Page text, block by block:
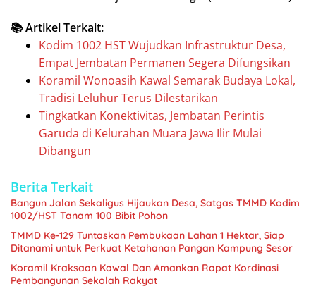
📚 Artikel Terkait:
Kodim 1002 HST Wujudkan Infrastruktur Desa,
Empat Jembatan Permanen Segera Difungsikan
Koramil Wonoasih Kawal Semarak Budaya Lokal,
Tradisi Leluhur Terus Dilestarikan
Tingkatkan Konektivitas, Jembatan Perintis
Garuda di Kelurahan Muara Jawa Ilir Mulai
Dibangun
Berita Terkait
Bangun Jalan Sekaligus Hijaukan Desa, Satgas TMMD Kodim
1002/HST Tanam 100 Bibit Pohon
TMMD Ke-129 Tuntaskan Pembukaan Lahan 1 Hektar, Siap
Ditanami untuk Perkuat Ketahanan Pangan Kampung Sesor
Koramil Kraksaan Kawal Dan Amankan Rapat Kordinasi
Pembangunan Sekolah Rakyat